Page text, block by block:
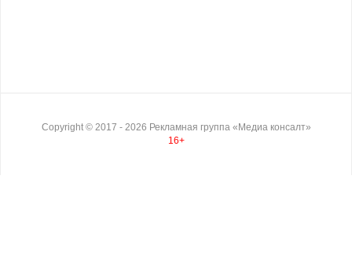
Copyright © 2017 - 2026 Рекламная группа «Медиа консалт»
16+